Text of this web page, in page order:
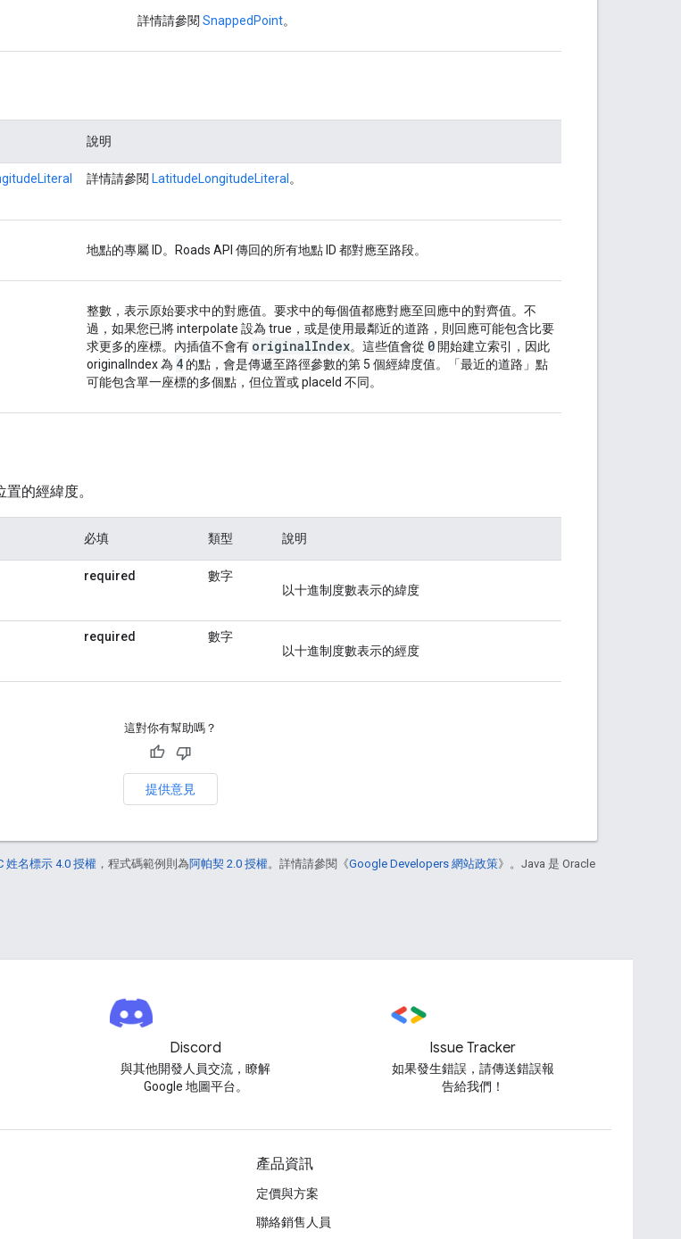
詳情請參閱 SnappedPoint。
說明
詳情請參閱 LatitudeLongitudeLiteral 。
地點的專屬 ID。Roads API 傳回的所有地點 ID 都對應至路段。
整數，表示原始要求中的對應值。要求中的每個值都應對應至回應中的對齊值。不
過，如果您已將 interpolate 設為 true，或是使用最鄰近的道路，則回應可能包含比要
求更多的座標。內插值不會有 originalIndex。這些值會從 0 開始建立索引，因此
originalIndex 為 4 的點，會是傳遞至路徑參數的第 5 個經緯度值。「最近的道路」點
可能包含單一座標的多個點，但位置或 placeId 不同。
的經緯度。
必填 類型 說明
required
數字
以十進制度數表示的緯度
required
數字
以十進制度數表示的經度
這對你有幫助嗎？
提供意見
姓名標示 4.0 授權 ，程式碼範例則為阿帕契 2.0 授權。詳情請參閱《Google Developers 網站政策》。Java 是 Oracle
Discord
與其他開發人員交流，瞭解
Google 地圖平台。
Issue Tracker
如果發生錯誤，請傳送錯誤報
告給我們！
產品資訊
定價與方案
聯絡銷售人員